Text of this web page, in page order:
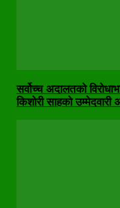
सर्वोच्च अदालतको
किशोरी साहको उम्मेदवारी